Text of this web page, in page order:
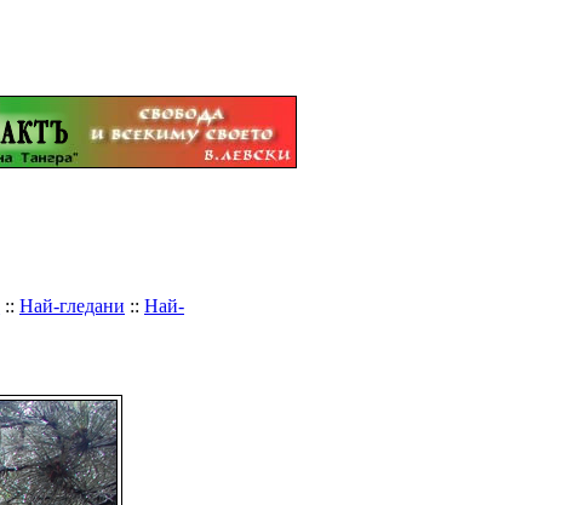
:: Най-гледани :: Най-